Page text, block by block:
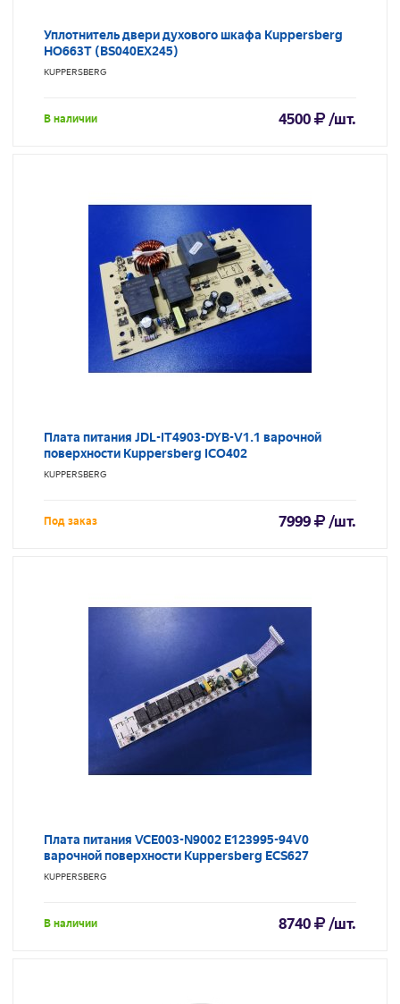
Уплотнитель двери духового шкафа Kuppersberg
HO663T (BS040EX245)
KUPPERSBERG
В наличии 4500 /шт.
Плата питания JDL-IT4903-DYB-V1.1 варочной
поверхности Kuppersberg ICO402
KUPPERSBERG
Под заказ 7999 /шт.
Плата питания VCE003-N9002 E123995-94V0
варочной поверхности Kuppersberg ECS627
KUPPERSBERG
В наличии 8740 /шт.